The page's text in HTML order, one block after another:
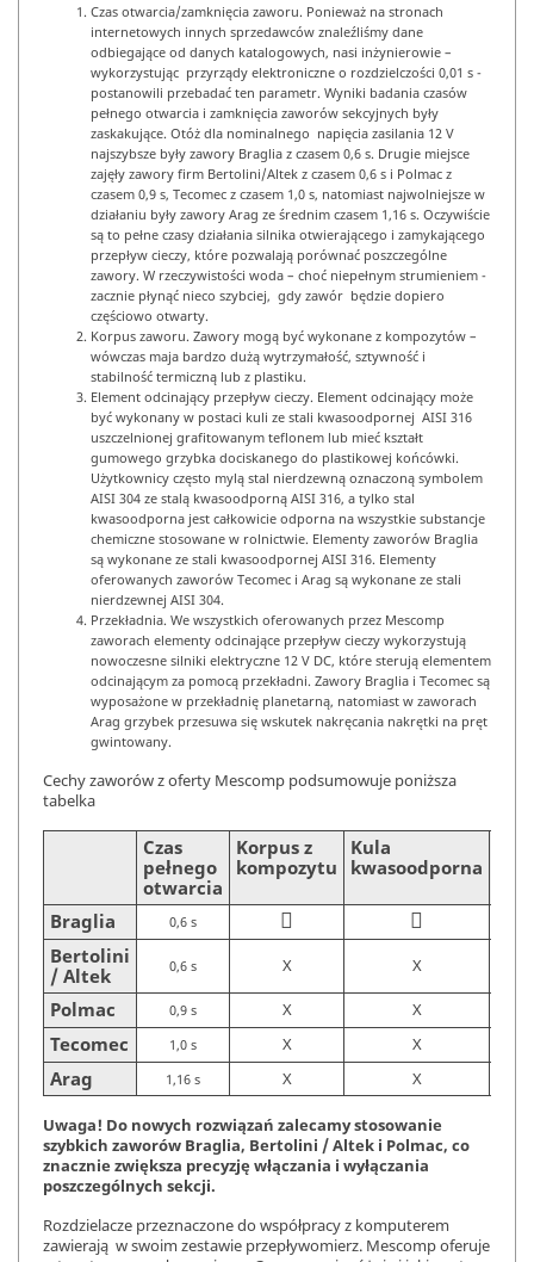
Czas otwarcia/zamknięcia zaworu. Ponieważ na stronach
internetowych innych sprzedawców znaleźliśmy dane
odbiegające od danych katalogowych, nasi inżynierowie –
wykorzystując przyrządy elektroniczne o rozdzielczości 0,01 s -
postanowili przebadać ten parametr. Wyniki badania czasów
pełnego otwarcia i zamknięcia zaworów sekcyjnych były
zaskakujące. Otóż dla nominalnego napięcia zasilania 12 V
najszybsze były zawory Braglia z czasem 0,6 s. Drugie miejsce
zajęły zawory firm Bertolini/Altek z czasem 0,6 s i Polmac z
czasem 0,9 s, Tecomec z czasem 1,0 s, natomiast najwolniejsze w
działaniu były zawory Arag ze średnim czasem 1,16 s. Oczywiście
są to pełne czasy działania silnika otwierającego i zamykającego
przepływ cieczy, które pozwalają porównać poszczególne
zawory. W rzeczywistości woda – choć niepełnym strumieniem -
zacznie płynąć nieco szybciej, gdy zawór będzie dopiero
częściowo otwarty.
Korpus zaworu. Zawory mogą być wykonane z kompozytów –
wówczas maja bardzo dużą wytrzymałość, sztywność i
stabilność termiczną lub z plastiku.
Element odcinający przepływ cieczy. Element odcinający może
być wykonany w postaci kuli ze stali kwasoodpornej AISI 316
uszczelnionej grafitowanym teflonem lub mieć kształt
gumowego grzybka dociskanego do plastikowej końcówki.
Użytkownicy często mylą stal nierdzewną oznaczoną symbolem
AISI 304 ze stalą kwasoodporną AISI 316, a tylko stal
kwasoodporna jest całkowicie odporna na wszystkie substancje
chemiczne stosowane w rolnictwie. Elementy zaworów Braglia
są wykonane ze stali kwasoodpornej AISI 316. Elementy
oferowanych zaworów Tecomec i Arag są wykonane ze stali
nierdzewnej AISI 304.
Przekładnia. We wszystkich oferowanych przez Mescomp
zaworach elementy odcinające przepływ cieczy wykorzystują
nowoczesne silniki elektryczne 12 V DC, które sterują elementem
odcinającym za pomocą przekładni. Zawory Braglia i Tecomec są
wyposażone w przekładnię planetarną, natomiast w zaworach
Arag grzybek przesuwa się wskutek nakręcania nakrętki na pręt
gwintowany.
Cechy zaworów z oferty Mescomp podsumowuje poniższa
tabelka
Czas
pełnego
otwarcia
Korpus z
kompozytu
Kula
kwasoodporna
Braglia 0,6 s 

Bertolini
/ Altek
0,6 s X X
Polmac 0,9 s X X
Tecomec 1,0 s X X
Arag 1,16 s X X
Uwaga! Do nowych rozwiązań zalecamy stosowanie
szybkich zaworów Braglia, Bertolini / Altek i Polmac, co
znacznie zwiększa precyzję włączania i wyłączania
poszczególnych sekcji.
Rozdzielacze przeznaczone do współpracy z komputerem
zawierają w swoim zestawie przepływomierz. Mescomp oferuje